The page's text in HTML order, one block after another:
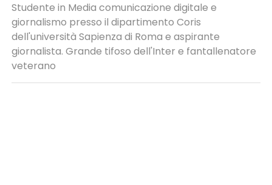
Studente in Media comunicazione digitale e
giornalismo presso il dipartimento Coris
dell'università Sapienza di Roma e aspirante
giornalista. Grande tifoso dell'Inter e fantallenatore
veterano